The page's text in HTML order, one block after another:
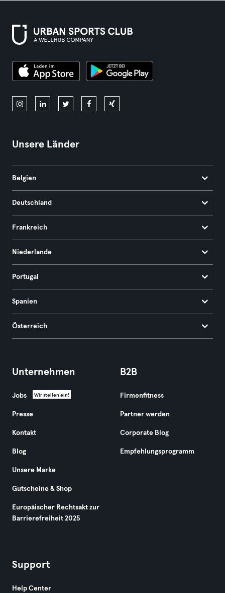
Unsere Länder
Belgien
Deutschland
Frankreich
Niederlande
Portugal
Spanien
Österreich
Unternehmen
Jobs Wir stellen ein!
Presse
Kontakt
Blog
Unsere Marke
Gutscheine & Shop
Europäischer Rechtsakt zur
Barrierefreiheit 2025
B2B
Firmenfitness
Partner werden
Corporate Blog
Empfehlungsprogramm
Support
Help Center